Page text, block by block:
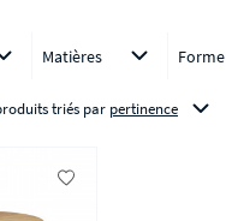
Matières Forme
triés par pertinence